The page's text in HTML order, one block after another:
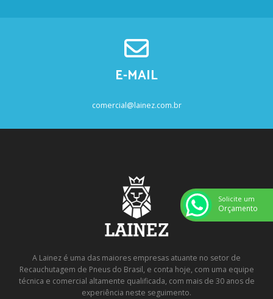
E-MAIL
comercial@lainez.com.br
A Lainez é uma das maiores empresas atuante no setor de
Recauchutagem de Pneus do Brasil, e conta hoje, com uma equipe
técnica e comercial altamente qualificada, com mais de 30 anos de
experiência neste seguimento.
Solicite um
Orçamento